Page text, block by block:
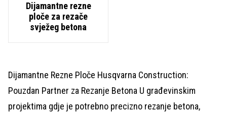
Dijamantne rezne
ploče za rezače
svježeg betona
Dijamantne Rezne Ploče Husqvarna Construction:
Pouzdan Partner za Rezanje Betona U građevinskim
projektima gdje je potrebno precizno rezanje betona,